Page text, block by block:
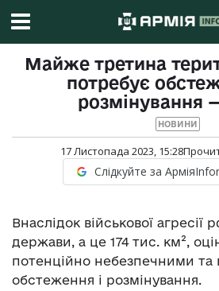
Майже третина
потребує
розмінування
НОВИНИ
17 Листопада 2023, 15:28
Слідкуйте за
Внаслідок військової агресії
держави, а це 174 тис. км²,
потенційно небезпечними та
обстеження і розмінування.